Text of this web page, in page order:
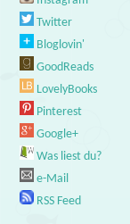
Twitter
Bloglovin'
GoodReads
LovelyBooks
Pinterest
Google+
Was liest du?
e-Mail
RSS Feed